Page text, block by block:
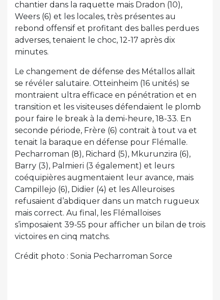
chantier dans la raquette mais Dradon (10),
Weers (6) et les locales, très présentes au
rebond offensif et profitant des balles perdues
adverses, tenaient le choc, 12-17 après dix
minutes.
Le changement de défense des Métallos allait
se révéler salutaire. Otteinheim (16 unités) se
montraient ultra efficace en pénétration et en
transition et les visiteuses défendaient le plomb
pour faire le break à la demi-heure, 18-33. En
seconde période, Frère (6) contrait à tout va et
tenait la baraque en défense pour Flémalle.
Pecharroman (8), Richard (5), Mkurunzira (6),
Barry (3), Palmieri (3 également) et leurs
coéquipières augmentaient leur avance, mais
Campillejo (6), Didier (4) et les Alleuroises
refusaient d’abdiquer dans un match rugueux
mais correct. Au final, les Flémalloises
s’imposaient 39-55 pour afficher un bilan de trois
victoires en cinq matchs.
Crédit photo : Sonia Pecharroman Sorce